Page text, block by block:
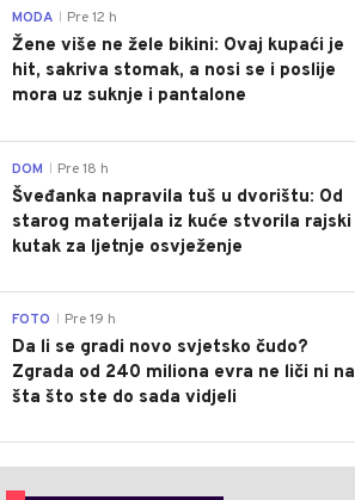
MODA Pre 12 h
Žene više ne žele bikini: Ovaj kupaći je
hit, sakriva stomak, a nosi se i poslije
mora uz suknje i pantalone
DOM Pre 18 h
Šveđanka napravila tuš u dvorištu: Od
starog materijala iz kuće stvorila rajski
kutak za ljetnje osvježenje
FOTO Pre 19 h
Da li se gradi novo svjetsko čudo?
Zgrada od 240 miliona evra ne liči ni na
šta što ste do sada vidjeli